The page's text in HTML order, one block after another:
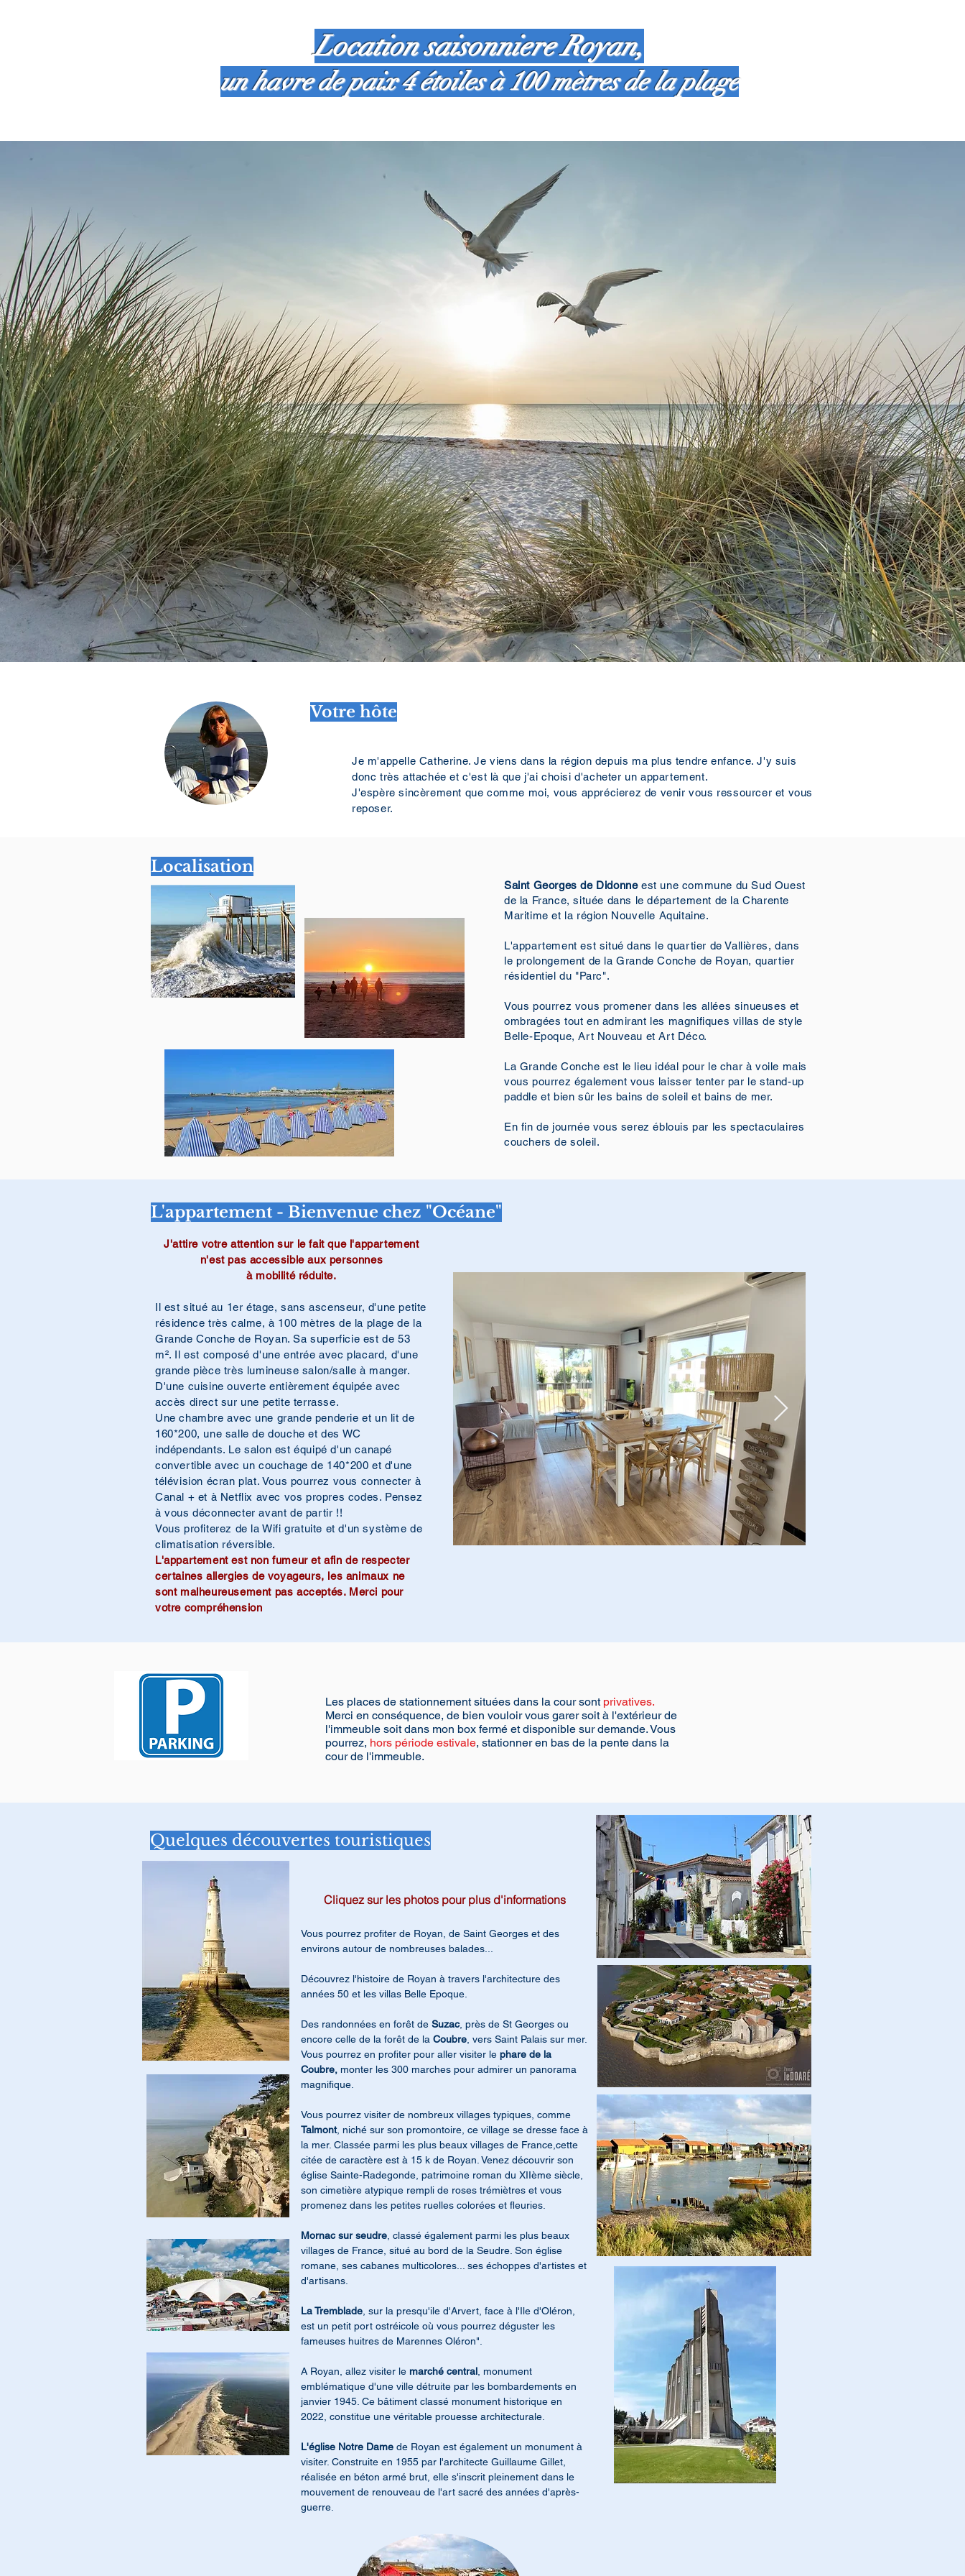
Location saisonniere Royan,
un havre de paix 4 étoiles à 100 mètres de la plage
Votre hôte
Je m'appelle Catherine. Je viens dans la région depuis ma plus tendre enfance. J'y suis
donc très attachée et c'est là que j'ai choisi d'acheter un appartement.
J'espère sincèrement que comme moi, vous apprécierez de venir vous ressourcer et vous
reposer.
Localisation
Saint Georges de Didonneest une commune du Sud Ouest
de la France, située dans le département de la Charente
Maritime et la région Nouvelle Aquitaine.
L'appartement est situé dans le quartier de Vallières, dans
le prolongement de la Grande Conche de Royan, quartier
résidentiel du "Parc".
Vous pourrez vous promener dans les allées sinueuses et
ombragées tout en admirant les magnifiques villas de style
Belle-Epoque, Art Nouveau et Art Déco.
La Grande Conche est le lieu idéal pour le char à voile mais
vous pourrez également vous laisser tenter par le stand-up
paddle et bien sûr les bains de soleil et bains de mer.
En fin de journée vous serez éblouis par les spectaculaires
couchers de soleil.
L'appartement - Bienvenue chez "Océane"
J'attire votre attention sur le fait que l'appartement
n'est pas accessible aux personnes
à mobilité réduite.
Il est situé au 1er étage, sans ascenseur, d'une petite
résidence très calme, à 100 mètres de la plage de la
Grande Conche de Royan. Sa superficie est de53
m². Il est composé d'une entrée avec placard, d'une
grande pièce très lumineuse salon/salle à manger.
D'une cuisine ouverte entièrement équipée avec
accès direct sur une petite terrasse.
Une chambre avec une grande penderie et un lit de
160*200, une salle de douche et des WC
indépendants. Le salon est équipé d'un canapé
convertible avec un couchage de 140*200 et d'une
télévision écran plat. Vous pourrez vous connecter à
Canal + et à Netflix avec vos propres codes. Pensez
à vous déconnecter avant de partir !!
Vous profiterez de la Wifi gratuite et d'un système de
climatisation réversible.
L'appartement est non fumeur et afin de respecter
certaines allergies de voyageurs, les animaux ne
sont malheureusement pas acceptés. Merci pour
votre compréhension
Les places de stationnement situées dans la cour sont privatives.
Merci en conséquence, de bien vouloir vous garer soit à l'extérieur de
l'immeuble soit dans mon box fermé et disponible sur demande. Vous
pourrez, hors période estivale, stationner en bas de la pente dans la
cour de l'immeuble.
Quelques découvertes touristiques
Cliquez sur les photos pour plus d'informations
Vous pourrez profiter de Royan, de Saint Georges et des
environs autour de nombreuses balades...
Découvrez l'histoire de Royan à travers l'architecture des
années 50 et les villas Belle Epoque.
Des randonnées en forêt de Suzac, près de St Georges ou
encore celle de la forêt de la Coubre , vers Saint Palais sur mer.
Vous pourrez en profiter pour aller visiter le phare de la
Coubre, monter les 300 marches pour admirer un panorama
magnifique.
Vous pourrez visiter de nombreux villages typiques, comme
Talmont, niché sur son promontoire, ce village se dresse face à
la mer. Classée parmi les plus beaux villages de France,cette
citée de caractère est à 15 k de Royan. Venez découvrir son
église Sainte-Radegonde, patrimoine roman du XIIème siècle,
son cimetière atypique rempli de roses trémiètres et vous
promenez dans les petites ruelles colorées et fleuries.
Mornac sur seudre , classé également parmi les plus beaux
villages de France, situé au bord de la Seudre. Son église
romane, ses cabanes multicolores... ses échoppes d'artistes et
d'artisans.
La Tremblade , sur la presqu'ile d'Arvert, face à l'Ile d'Oléron,
est un petit port ostréicole où vous pourrez déguster les
fameuses huitres de Marennes Oléron".
A Royan, allez visiter le marché central , monument
emblématique d'une ville détruite par les bombardements en
janvier 1945. Ce bâtiment classé monument historique en
2022, constitue une véritable prouesse architecturale.
L'église Notre Dame de Royan est également un monument à
visiter. Construite en 1955 par l'architecte Guillaume Gillet,
réalisée en béton armé brut, elle s'inscrit pleinement dans le
mouvement de renouveau de l'art sacré des années d'après-
guerre.